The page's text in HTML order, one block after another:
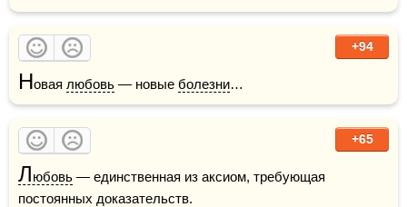
+94
Новая любовь — новые болезни…
+65
Любовь — единственная из аксиом, требующая
постоянных доказательств.